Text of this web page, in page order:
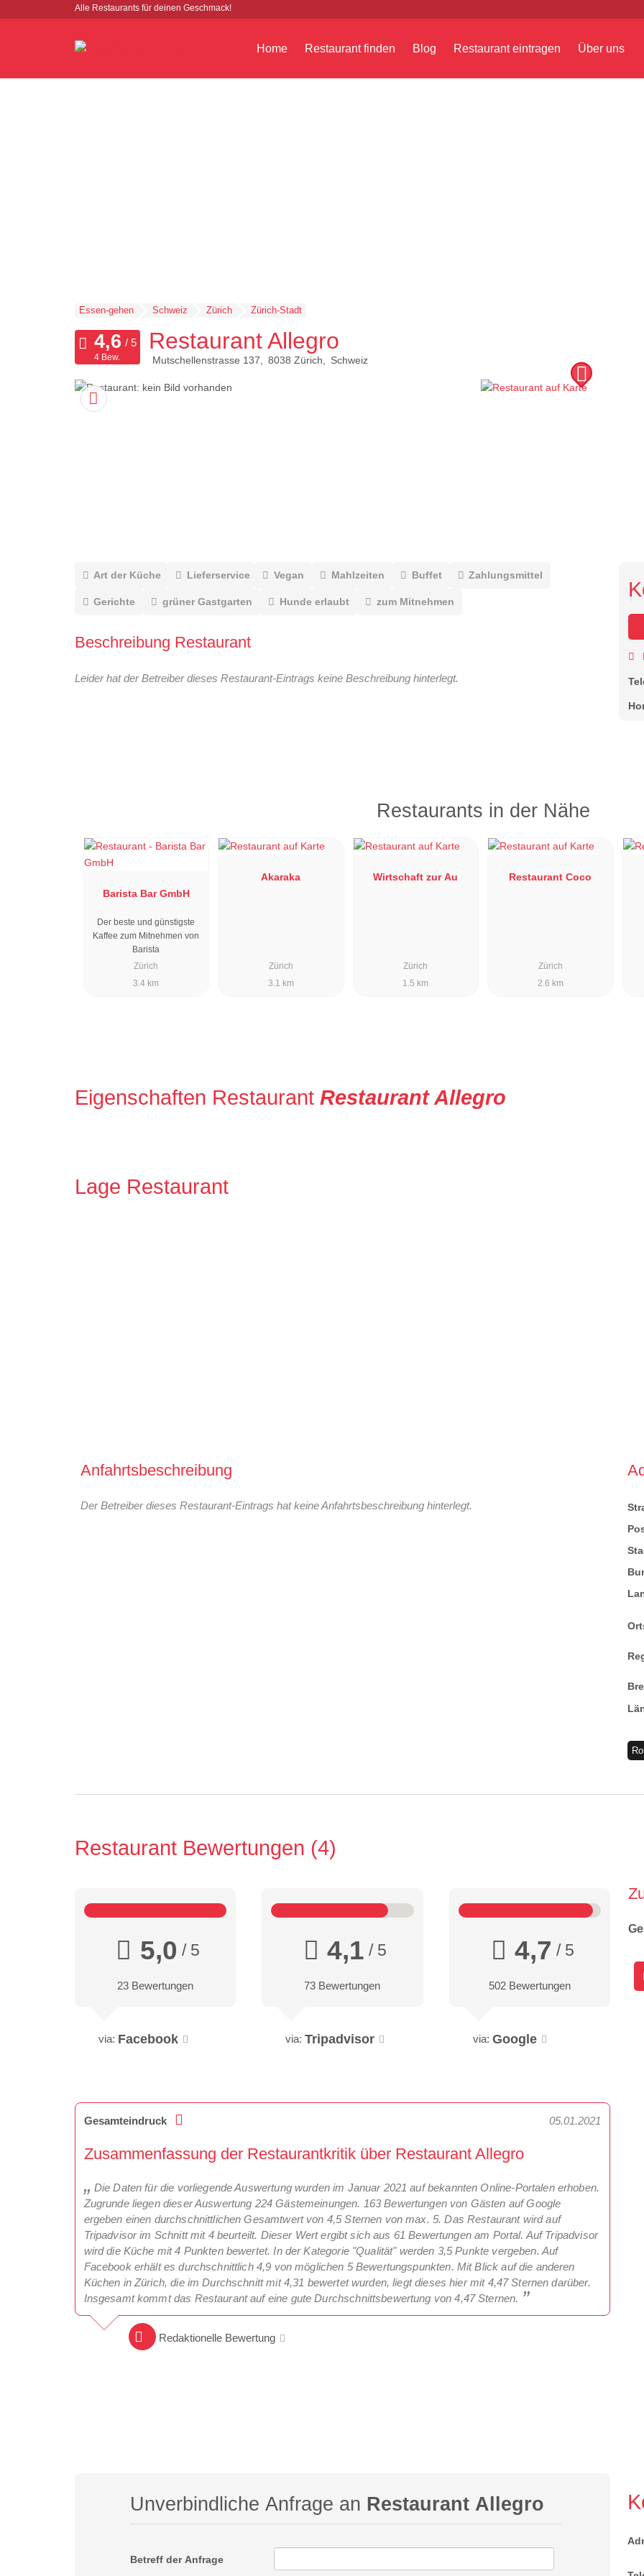
Alle Restaurants für deinen Geschmack!
Home Restaurant finden Blog Restaurant eintragen Über uns
Essen-gehen Schweiz Zürich Zürich-Stadt
Restaurant Allegro
Mutschellenstrasse 137 8038 Zürich Schweiz
4 Bew.
Art der Küche Lieferservice Vegan Mahlzeiten Buffet Zahlungsmittel
Gerichte grüner Gastgarten Hunde erlaubt zum Mitnehmen
Beschreibung Restaurant
Leider hat der Betreiber dieses Restaurant-Eintrags keine Beschreibung hinterlegt.
Restaurants in der Nähe
Barista Bar GmbH
Der beste und günstigste
Kaffee zum Mitnehmen von
Barista
Zürich
3.4 km
Akaraka
Zürich
3.1 km
Wirtschaft zur Au
Zürich
1.5 km
Restaurant Coco
Zürich
2.6 km
Eigenschaften Restaurant Restaurant Allegro
Lage Restaurant
Anfahrtsbeschreibung
Der Betreiber dieses Restaurant-Eintrags hat keine Anfahrtsbeschreibung hinterlegt.
Restaurant Bewertungen 4
5,0 / 5
23 Bewertungen
via: Facebook
4,1 / 5
73 Bewertungen
via: Tripadvisor
4,7 / 5
502 Bewertungen
via: Google
Gesamteindruck 05.01.2021
Zusammenfassung der Restaurantkritik über Restaurant Allegro
Die Daten für die vorliegende Auswertung wurden im Januar 2021 auf bekannten Online-Portalen erhoben.
Zugrunde liegen dieser Auswertung 224 Gästemeinungen. 163 Bewertungen von Gästen auf Google
ergeben einen durchschnittlichen Gesamtwert von 4,5 Sternen von max. 5. Das Restaurant wird auf
Tripadvisor im Schnitt mit 4 beurteilt. Dieser Wert ergibt sich aus 61 Bewertungen am Portal. Auf Tripadvisor
wird die Küche mit 4 Punkten bewertet. In der Kategorie "Qualität" werden 3,5 Punkte vergeben. Auf
Facebook erhält es durchschnittlich 4,9 von möglichen 5 Bewertungspunkten. Mit Blick auf die anderen
Küchen in Zürich, die im Durchschnitt mit 4,31 bewertet wurden, liegt dieses hier mit 4,47 Sternen darüber.
Insgesamt kommt das Restaurant auf eine gute Durchschnittsbewertung von 4,47 Sternen.
Redaktionelle Bewertung
Unverbindliche Anfrage an Restaurant Allegro
Betreff der Anfrage